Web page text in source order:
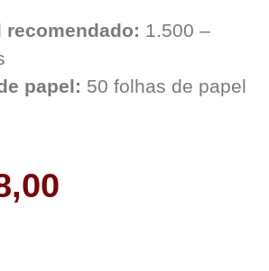
recomendado: 1.500 –
papel: 50 folhas de papel